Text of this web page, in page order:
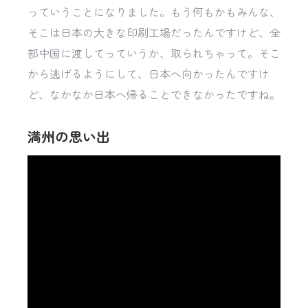
っていうことになりました。もう何もかもみんな、
そこは日本の大きな印刷工場だったんですけど、全
部中国に渡してっていうか、取られちゃって。そこ
から逃げるようにして、日本へ向かったんですけ
ど、なかなか日本へ帰ることできなかったですね。
満州の思い出